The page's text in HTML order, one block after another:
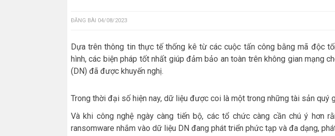
ĐĂNG BÀI 04/08/2023
Dựa trên thông tin thực tế thống kê từ các cuộc tấn công bằng mã độc
hình, các biện pháp tốt nhất giúp đảm bảo an toàn trên không gian mạng
(DN) đã được khuyến nghị.
Trong thời đại số hiện nay, dữ liệu được coi là một trong những tài sản quý
Và khi công nghệ ngày càng tiến bộ, các tổ chức càng cần chú ý hơn
ransomware nhắm vào dữ liệu DN đang phát triển phức tạp và đa dạng,